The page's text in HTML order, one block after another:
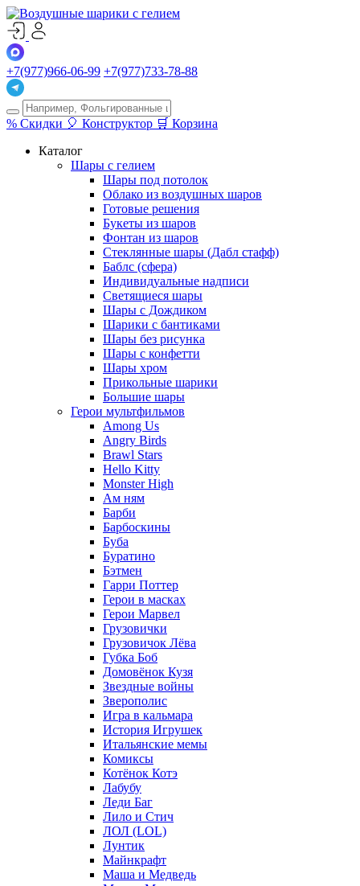
+7(977)966-06-99 +7(977)733-78-88
% Скидки 🎈 Конструктор 🛒 Корзина
Каталог
Шары с гелием
Шары под потолок
Облако из воздушных шаров
Готовые решения
Букеты из шаров
Фонтан из шаров
Стеклянные шары (Дабл стафф)
Баблс (сфера)
Индивидуальные надписи
Светящиеся шары
Шары с Дождиком
Шарики с бантиками
Шары без рисунка
Шары с конфетти
Шары хром
Прикольные шарики
Большие шары
Герои мультфильмов
Among Us
Angry Birds
Brawl Stars
Hello Kitty
Monster High
Ам ням
Барби
Барбоскины
Буба
Буратино
Бэтмен
Гарри Поттер
Герои в масках
Герои Марвел
Грузовички
Грузовичок Лёва
Губка Боб
Домовёнок Кузя
Звездные войны
Зверополис
Игра в кальмара
История Игрушек
Итальянские мемы
Комиксы
Котёнок Котэ
Лабубу
Леди Баг
Лило и Стич
ЛОЛ (LOL)
Лунтик
Майнкрафт
Маша и Медведь